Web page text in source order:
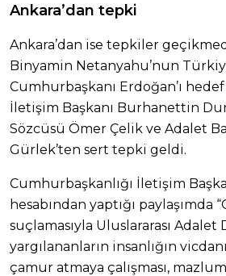
Ankara’dan tepki
Ankara’dan ise tepkiler
Binyamin Netanyahu’nun
Cumhurbaşkanı Erdoğan’ı
İletişim Başkanı Burhanettin
Sözcüsü Ömer Çelik ve Adalet
Gürlek’ten sert tepki geldi.
Cumhurbaşkanlığı İletişim
hesabından yaptığı paylaşımda
suçlamasıyla Uluslararası Adalet
yargılananların insanlığın
çamur atmaya çalışması,